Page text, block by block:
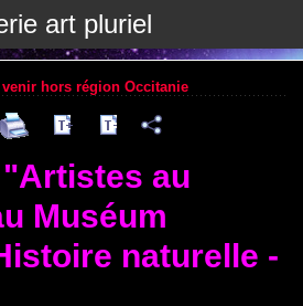
art pluriel
hors région Occitanie
au
Muséum
naturelle -